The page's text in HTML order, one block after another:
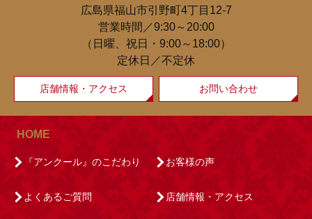
広島県福山市引野町4丁目12-7
営業時間／9:30～20:00
（日曜、祝日・9:00～18:00）
定休日／不定休
店舗情報・アクセス お問い合わせ
HOME
『アンクール』のこだわり お客様の声
よくあるご質問 店舗情報・アクセス